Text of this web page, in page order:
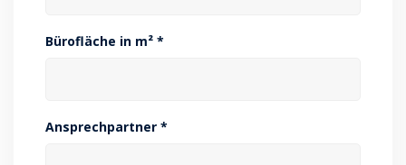
Bürofläche in m² *
Ansprechpartner *